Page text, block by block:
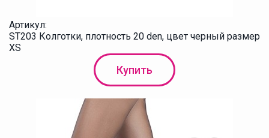
Артикул:
ST203 Колготки, плотность 20 den, цвет черный размер
XS
Купить